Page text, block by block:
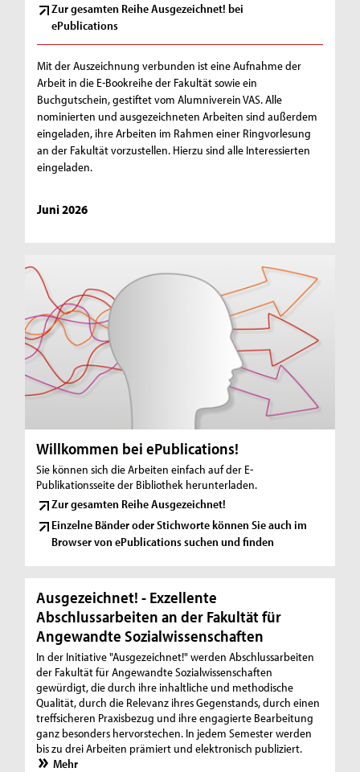
Zur gesamten Reihe Ausgezeichnet! bei
ePublications
Mit der Auszeichnung verbunden ist eine Aufnahme der
Arbeit in die E-Bookreihe der Fakultät sowie ein
Buchgutschein, gestiftet vom Alumniverein VAS. Alle
nominierten und ausgezeichneten Arbeiten sind außerdem
eingeladen, ihre Arbeiten im Rahmen einer Ringvorlesung
an der Fakultät vorzustellen. Hierzu sind alle Interessierten
eingeladen.
Juni 2026
Willkommen bei ePublications!
Sie können sich die Arbeiten einfach auf der E-
Publikationsseite der Bibliothek herunterladen.
Zur gesamten Reihe Ausgezeichnet!
Einzelne Bänder oder Stichworte können Sie auch im
Browser von ePublications suchen und finden
Ausgezeichnet! - Exzellente
Abschlussarbeiten an der Fakultät für
Angewandte Sozialwissenschaften
In der Initiative "Ausgezeichnet!" werden Abschlussarbeiten
der Fakultät für Angewandte Sozialwissenschaften
gewürdigt, die durch ihre inhaltliche und methodische
Qualität, durch die Relevanz ihres Gegenstands, durch einen
treffsicheren Praxisbezug und ihre engagierte Bearbeitung
ganz besonders hervorstechen. In jedem Semester werden
bis zu drei Arbeiten prämiert und elektronisch publiziert.
Mehr